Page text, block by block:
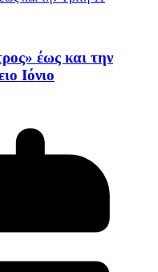
έως και την
Ιόνιο